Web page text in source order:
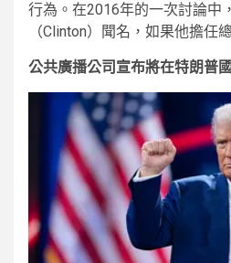
行為。在2016年的一次討論中
（Clinton）聞名，如果他擔任
公共廣播公司宣布將在特朗普